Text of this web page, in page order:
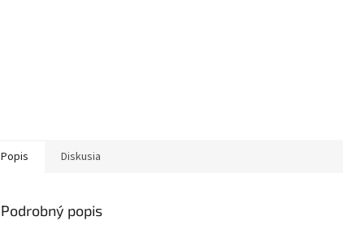
Popis Diskusia
Podrobný popis